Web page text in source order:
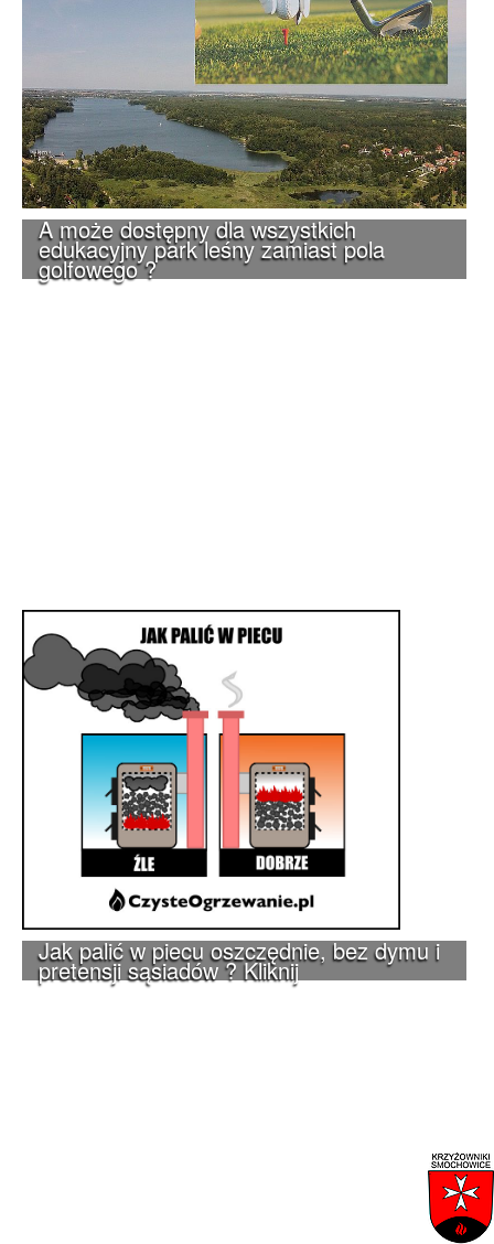
A może dostępny dla wszystkich
edukacyjny park leśny zamiast pola
golfowego ?
Jak palić w piecu oszczędnie, bez dymu i
pretensji sąsiadów ? Kliknij